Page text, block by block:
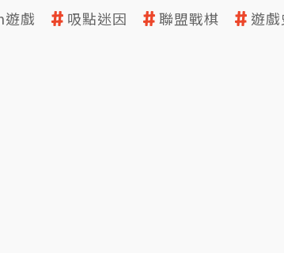
戲 吸點迷因 聯盟戰棋 遊